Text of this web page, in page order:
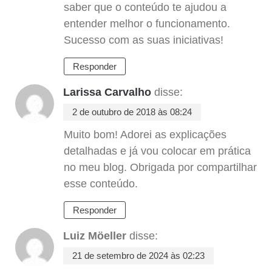
saber que o conteúdo te ajudou a
entender melhor o funcionamento.
Sucesso com as suas iniciativas!
Responder
Larissa Carvalho disse:
2 de outubro de 2018 às 08:24
Muito bom! Adorei as explicações
detalhadas e já vou colocar em prática
no meu blog. Obrigada por compartilhar
esse conteúdo.
Responder
Luiz Möeller disse:
21 de setembro de 2024 às 02:23